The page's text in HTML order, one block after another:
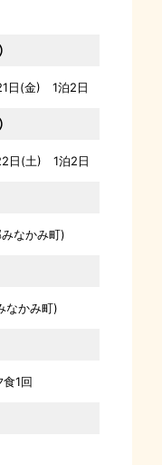
日(金) 1泊2日
日(土) 1泊2日
なかみ町)
なかみ町)
1回